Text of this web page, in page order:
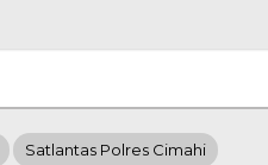
Satlantas Polres Cimahi